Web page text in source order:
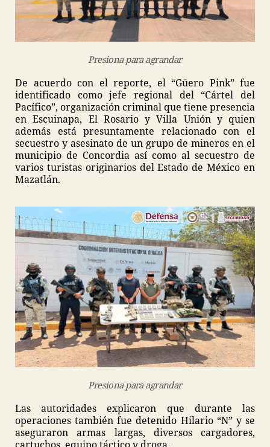
Presiona para agrandar
De acuerdo con el reporte, el “Güero Pink” fue
identificado como jefe regional del “Cártel del
Pacífico”, organización criminal que tiene presencia
en Escuinapa, El Rosario y Villa Unión y quien
además está presuntamente relacionado con el
secuestro y asesinato de un grupo de mineros en el
municipio de Concordia así como al secuestro de
varios turistas originarios del Estado de México en
Mazatlán.
Presiona para agrandar
Las autoridades explicaron que durante las
operaciones también fue detenido Hilario “N” y se
aseguraron armas largas, diversos cargadores,
cartuchos, equipo táctico y droga.